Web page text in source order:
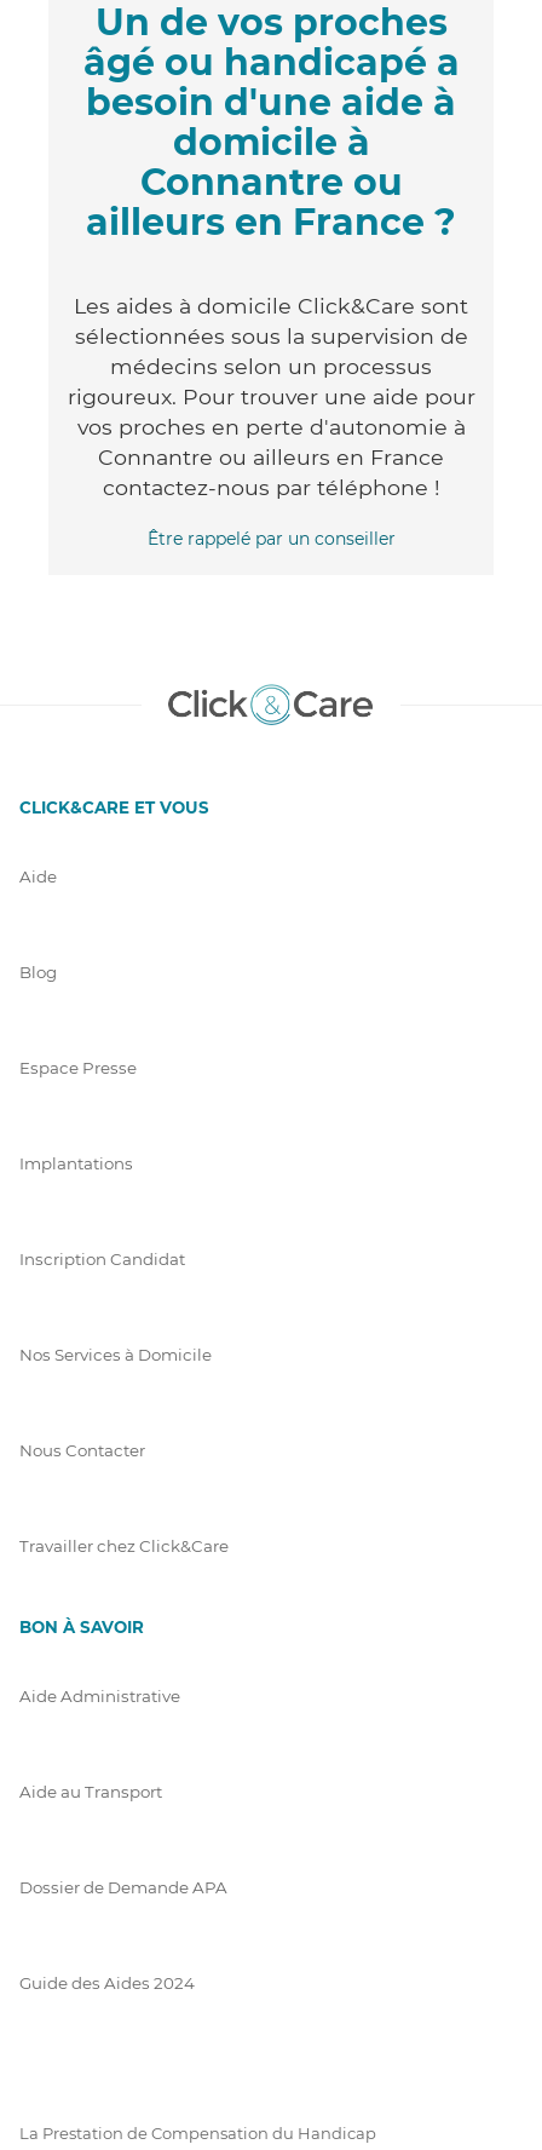
Un de vos proches
âgé ou handicapé a
besoin d'une aide à
domicile à
Connantre ou
ailleurs en France ?
Les aides à domicile Click&Care sont
sélectionnées sous la supervision de
médecins selon un processus
rigoureux. Pour trouver une aide pour
vos proches en perte d'autonomie à
Connantre ou ailleurs en France
contactez-nous par téléphone !
Être rappelé par un conseiller
CLICK&CARE ET VOUS
Aide
Blog
Espace Presse
Implantations
Inscription Candidat
Nos Services à Domicile
Nous Contacter
Travailler chez Click&Care
BON À SAVOIR
Aide Administrative
Aide au Transport
Dossier de Demande APA
Guide des Aides 2024
La Prestation de Compensation du Handicap